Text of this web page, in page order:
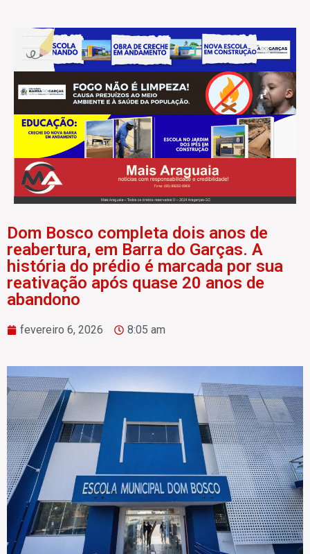
Dom Bosco completa dois anos de
reabertura, em Barra do Garças. A
história do prédio é marcada por sua
reativação após quase 20 anos de
abandono
fevereiro 6, 2026 8:05 am